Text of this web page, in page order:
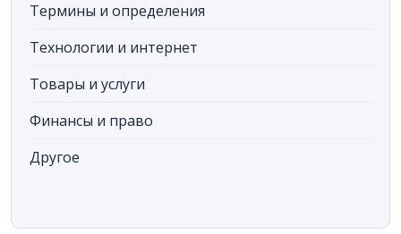
Термины и определения
Технологии и интернет
Товары и услуги
Финансы и право
Другое